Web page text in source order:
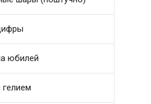
юбилей